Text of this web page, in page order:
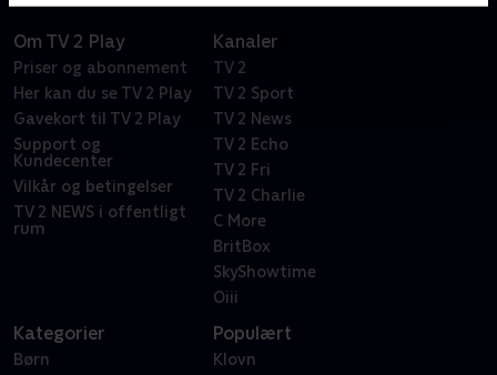
Om TV 2 Play
Priser og abonnement
Her kan du se TV 2 Play
Gavekort til TV 2 Play
Support og
Kundecenter
Vilkår og betingelser
TV 2 NEWS i offentligt
rum
Kanaler
TV 2
TV 2 Sport
TV 2 News
TV 2 Echo
TV 2 Fri
TV 2 Charlie
C More
BritBox
SkyShowtime
Oiii
Kategorier
Børn
Populært
Klovn